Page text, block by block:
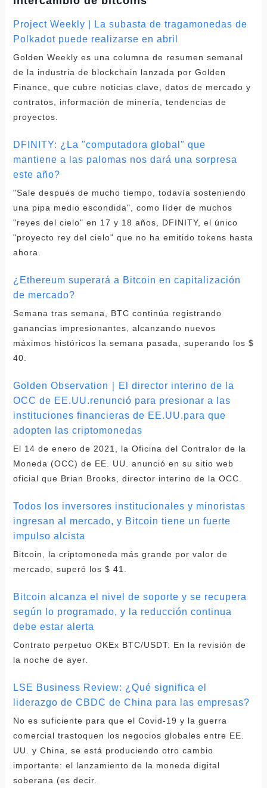
Project Weekly | La subasta de tragamonedas de
Polkadot puede realizarse en abril
Golden Weekly es una columna de resumen semanal
de la industria de blockchain lanzada por Golden
Finance, que cubre noticias clave, datos de mercado y
contratos, información de minería, tendencias de
proyectos.
DFINITY: ¿La "computadora global" que
mantiene a las palomas nos dará una sorpresa
este año?
"Sale después de mucho tiempo, todavía sosteniendo
una pipa medio escondida", como líder de muchos
"reyes del cielo" en 17 y 18 años, DFINITY, el único
"proyecto rey del cielo" que no ha emitido tokens hasta
ahora.
¿Ethereum superará a Bitcoin en capitalización
de mercado?
Semana tras semana, BTC continúa registrando
ganancias impresionantes, alcanzando nuevos
máximos históricos la semana pasada, superando los $
40.
Golden Observation｜El director interino de la
OCC de EE.UU.renunció para presionar a las
instituciones financieras de EE.UU.para que
adopten las criptomonedas
El 14 de enero de 2021, la Oficina del Contralor de la
Moneda (OCC) de EE. UU. anunció en su sitio web
oficial que Brian Brooks, director interino de la OCC.
Todos los inversores institucionales y minoristas
ingresan al mercado, y Bitcoin tiene un fuerte
impulso alcista
Bitcoin, la criptomoneda más grande por valor de
mercado, superó los $ 41.
Bitcoin alcanza el nivel de soporte y se recupera
según lo programado, y la reducción continua
debe estar alerta
Contrato perpetuo OKEx BTC/USDT: En la revisión de
la noche de ayer.
LSE Business Review: ¿Qué significa el
liderazgo de CBDC de China para las empresas?
No es suficiente para que el Covid-19 y la guerra
comercial trastoquen los negocios globales entre EE.
UU. y China, se está produciendo otro cambio
importante: el lanzamiento de la moneda digital
soberana (es decir.